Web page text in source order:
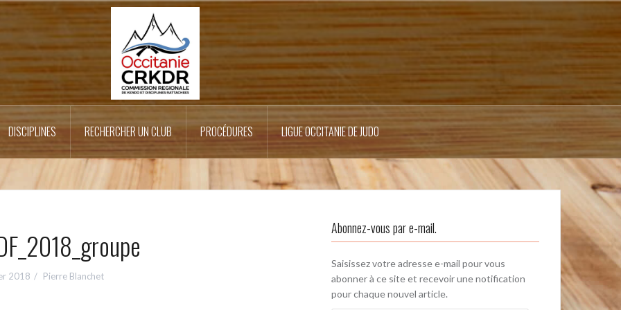
DISCIPLINES RECHERCHER UN CLUB PROCÉDURES LIGUE OCCITANIE DE JUDO
2018 Pierre Blanchet
Abonnez-vous par e-mail.
Saisissez votre adresse e-mail pour vous
abonner à ce site et recevoir une notification
pour chaque nouvel article.